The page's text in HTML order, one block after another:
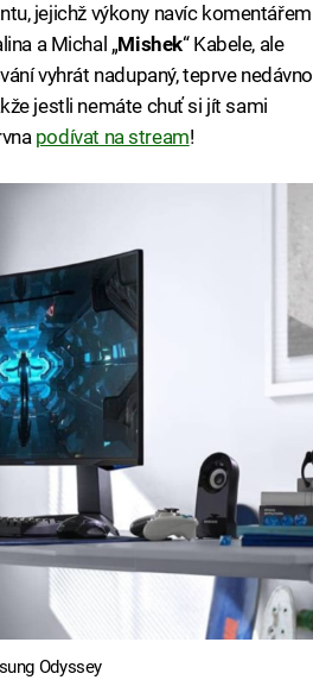
jejichž výkony navíc komentářem
a Michal „Mishek“ Kabele, ale
vyhrát nadupaný, teprve nedávno
jestli nemáte chuť si jít sami
podívat na stream!
Odyssey